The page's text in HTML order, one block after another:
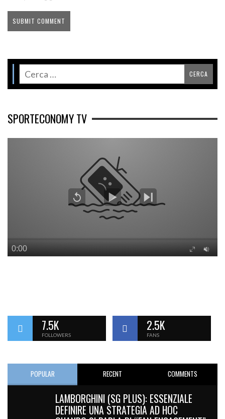
SPORTECONOMY TV
7.5K
FOLLOWERS
2.5K
FANS
POPULAR RECENT COMMENTS
LAMBORGHINI (SG PLUS): ESSENZIALE
DEFINIRE UNA STRATEGIA AD HOC